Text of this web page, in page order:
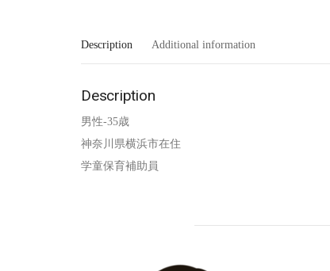
Description Additional information
Description
男性-35歳
神奈川県横浜市在住
学童保育補助員